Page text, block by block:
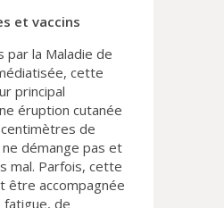
et vaccins
par la Maladie de
cette
principal
éruption cutanée
de
démange pas et
mal. Parfois, cette
être accompagnée
de